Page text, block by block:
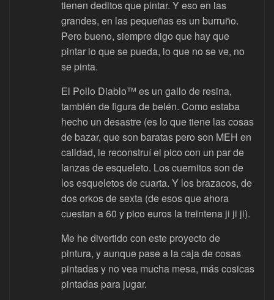
tienen deditos que pintar. Y eso en las
grandes, en las pequeñas es un burruño.
Pero bueno, siempre digo que hay que
pintar lo que se pueda, lo que no se ve, no
se pinta.
El Pollo Diablo™ es un gallo de resina,
también de figura de belén. Como estaba
hecho un desastre (es lo que tiene las cosas
de bazar, que son baratas pero son MEH en
calidad, le reconstruí el pico con un par de
lanzas de esqueleto. Los cuernitos son de
los esqueletos de cuarta. Y los brazacos, de
dos orkos de sexta (de esos que ahora
cuestan a 60 y pico euros la treintena ji ji ji).
Me he divertido con este proyecto de
pintura, y aunque pase a la caja de cosas
pintadas y no vea mucha mesa, más cosicas
pintadas para jugar.